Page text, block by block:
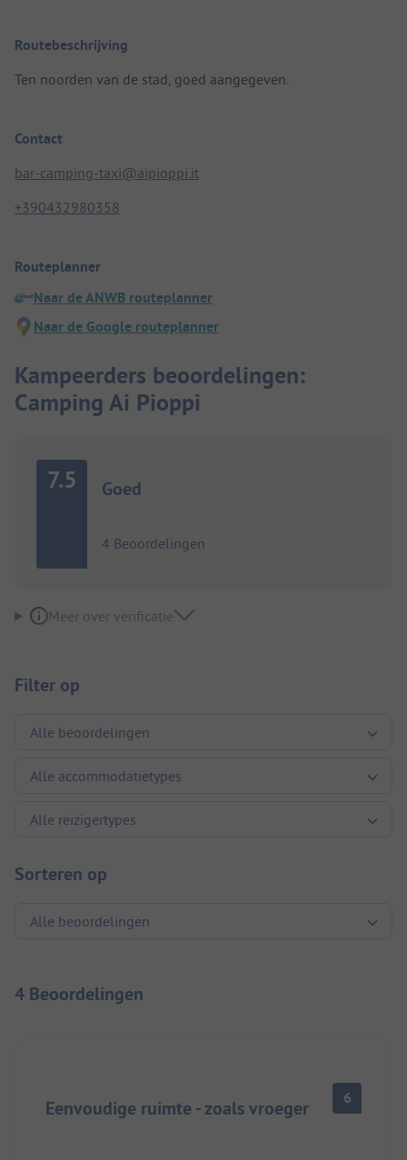
Routebeschrijving
Ten noorden van de stad, goed aangegeven.
Contact
bar-camping-taxi@aipioppi.it
+390432980358
Routeplanner
Naar de ANWB routeplanner
Naar de Google routeplanner
Kampeerders beoordelingen:
Camping Ai Pioppi
7.5 Goed
4 Beoordelingen
Meer over verificatie
Filter op
Sorteren op
4 Beoordelingen
Eenvoudige ruimte - zoals vroeger 6